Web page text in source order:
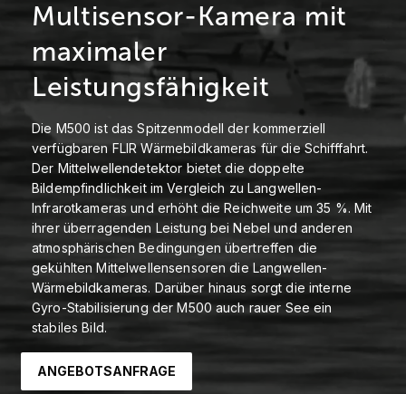
Multisensor-Kamera mit
maximaler
Leistungsfähigkeit
Die M500 ist das Spitzenmodell der kommerziell
verfügbaren FLIR Wärmebildkameras für die Schifffahrt.
Der Mittelwellendetektor bietet die doppelte
Bildempfindlichkeit im Vergleich zu Langwellen-
Infrarotkameras und erhöht die Reichweite um 35 %. Mit
ihrer überragenden Leistung bei Nebel und anderen
atmosphärischen Bedingungen übertreffen die
gekühlten Mittelwellensensoren die Langwellen-
Wärmebildkameras. Darüber hinaus sorgt die interne
Gyro-Stabilisierung der M500 auch rauer See ein
stabiles Bild.
ANGEBOTSANFRAGE